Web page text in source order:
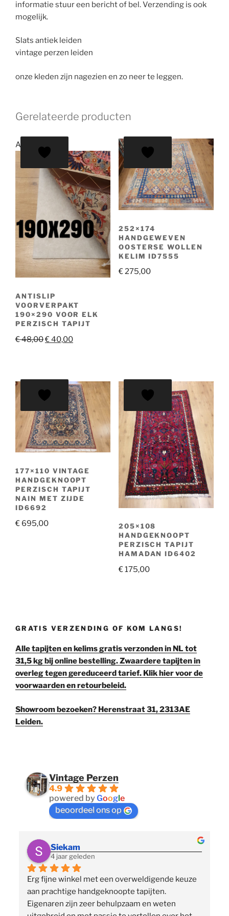
informatie stuur een bericht of bel. Verzending is ook
mogelijk.
Slats antiek leiden
vintage perzen leiden
onze kleden zijn nagezien en zo neer te leggen.
Gerelateerde producten
Aanbieding!
ANTISLIP
VOORVERPAKT
190×290 VOOR ELK
PERZISCH TAPIJT
€48,00Oorspronkelijke
€40,00Huidige
252×174
HANDGEWEVEN
OOSTERSE WOLLEN
KELIM ID7555
€275,00
177×110 VINTAGE
HANDGEKNOOPT
PERZISCH TAPIJT
NAIN MET ZIJDE
ID6692
€ 695,00
205×108
HANDGEKNOOPT
PERZISCH TAPIJT
HAMADAN ID6402
€175,00
GRATIS VERZENDING OF KOM LANGS!
Alle tapijten en kelims gratis verzonden in NL tot
31,5 kg bij online bestelling. Zwaardere tapijten in
overleg tegen gereduceerd tarief. Klik hier voor de
voorwaarden en retourbeleid.
Showroom bezoeken? Herenstraat 31, 2313AE
Leiden.
Vintage Perzen
4.9
powered byGoogle
beoordeel ons op
Siekam
4 jaar geleden
Erg fijne winkel met een overweldigende keuze
aan prachtige handgeknoopte tapijten.
Eigenaren zijn zeer behulpzaam en weten